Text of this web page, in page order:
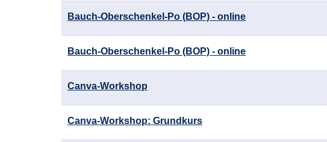
Bauch-Oberschenkel-Po (BOP) - online
Bauch-Oberschenkel-Po (BOP) - online
Canva-Workshop
Canva-Workshop: Grundkurs